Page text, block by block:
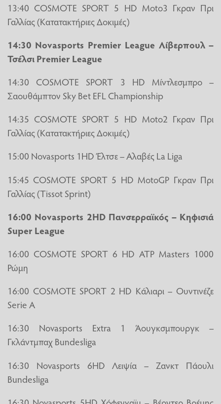
13:40 COSMOTE SPORT 5 HD Moto3 Γκραν Πρι
Γαλλίας (Κατατακτήριες Δοκιμές)
14:30 Novasports Premier League Λίβερπουλ –
Τσέλσι Premier League
14:30 COSMOTE SPORT 3 HD Μίντλεσμπρο –
Σαουθάμπτον Sky Bet EFL Championship
14:35 COSMOTE SPORT 5 HD Moto2 Γκραν Πρι
Γαλλίας (Κατατακτήριες Δοκιμές)
15:00 Novasports 1HD Έλτσε – Αλαβές La Liga
15:45 COSMOTE SPORT 5 HD MotoGP Γκραν Πρι
Γαλλίας (Tissot Sprint)
16:00 Novasports 2HD Πανσερραϊκός – Κηφισιά
Super League
16:00 COSMOTE SPORT 6 HD ATP Masters 1000
Ρώμη
16:00 COSMOTE SPORT 2 HD Κάλιαρι – Ουντινέζε
Serie A
16:30 Novasports Extra 1 Άουγκσμπουργκ –
Γκλάντμπαχ Bundesliga
16:30 Novasports 6HD Λειψία – Ζανκτ Πάουλι
Bundesliga